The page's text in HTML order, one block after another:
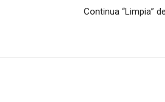
Continua “Limpia”